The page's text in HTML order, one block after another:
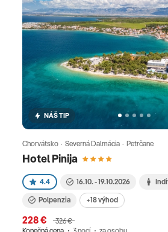
NÁŠ TIP
Hotel Pinija
Chorvátsko · Severná Dalmácia · Petrčane
4.4 16.10. - 19.10.2026
Polpenzia +18 výhod
228 €
326 €